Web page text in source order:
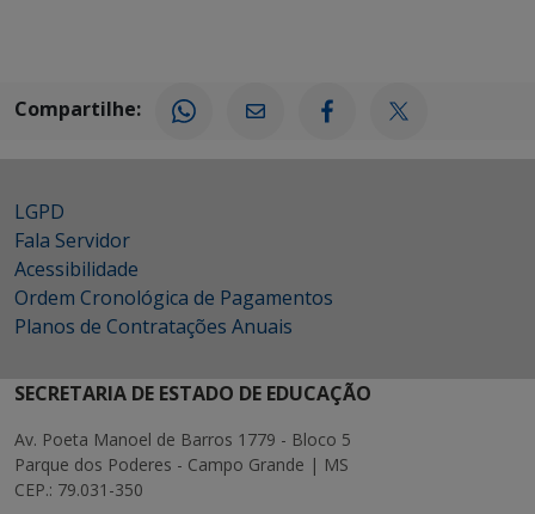
Compartilhe:
LGPD
Fala Servidor
Acessibilidade
Ordem Cronológica de Pagamentos
Planos de Contratações Anuais
SECRETARIA DE ESTADO DE EDUCAÇÃO
Av. Poeta Manoel de Barros 1779 - Bloco 5
Parque dos Poderes - Campo Grande | MS
CEP.: 79.031-350